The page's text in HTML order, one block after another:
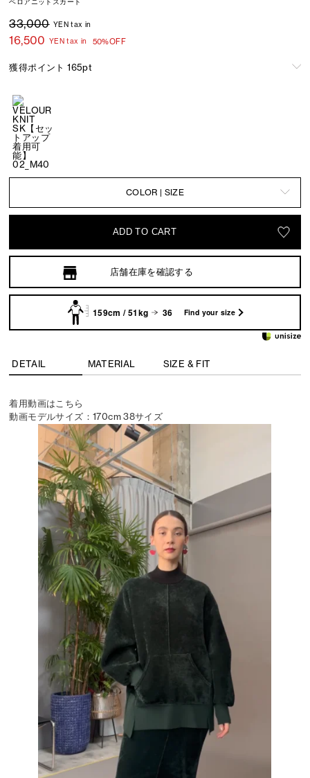
33,000 YEN tax in
16,500 YEN tax in 50%OFF
獲得ポイント 165pt
COLOR | SIZE
ADD TO CART
店舗在庫を確認する
159cm / 51kg 36 Find your size
DETAIL MATERIAL SIZE & FIT
着用動画はこちら
動画モデルサイズ：170cm 38サイズ